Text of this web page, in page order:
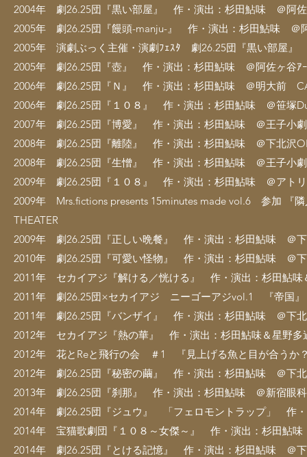
2004年 劇26.25団『黒い部屋』 作・演出：杉田鮎味 ＠阿佐
2005年 劇26.25団『饅頭-manju-』 作・演出：杉田鮎味 ＠
2005年 演劇ぶっく主催・演劇ﾌｪｽﾀ 劇26.25団『黒い部屋
2005年 劇26.25団『壺』 作・演出：杉田鮎味 ＠阿佐ヶ谷ｱｰ
2006年 劇26.25団『Ｎ』 作・演出：杉田鮎味 ＠明大前
2006年 劇26.25団『１０８』 作・演出：杉田鮎味 ＠笹塚
2007年 劇26.25団『博愛』 作・演出：杉田鮎味 ＠王子
2008年 劇26.25団『離陸』 作・演出：杉田鮎味 ＠下北沢
2008年 劇26.25団『生憎』 作・演出：杉田鮎味 ＠王子小
2009年 劇26.25団『１０８』 作・演出：杉田鮎味 ＠アトリ
2009年 Mrs.fictions presents 15minutes made vol.6 参加 『
THEATER
2009年 劇26.25団『正しい晩餐』 作・演出：杉田鮎味 ＠下
2010年 劇26.25団『可愛い怪物』 作・演出：杉田鮎味 ＠下
2011年 セカイアジ『解ける／恍ける』 作・演出：杉田鮎
2011年 劇26.25団×セカイアジ ニーゴーアジvol.1 『帝国
2011年 劇26.25団『バンザイ』 作・演出：杉田鮎味 ＠下
2012年 セカイアジ『熱の華』 作・演出：杉田鮎味＆星野
2012年 花とReと飛行の会 ＃1 『見上げる魚と目が合う
2012年 劇26.25団『秘密の繭』 作・演出：杉田鮎味 ＠下北
2013年 劇26.25団『刹那』 作・演出：杉田鮎味 ＠新宿眼
2014年 劇26.25団『ジュウ』 「フェロモントラップ」 作
2014年 宝猫歌劇団『１０８～女傑～』 作・演出：杉田鮎
2014年 劇26.25団『とける記憶』 作・演出：杉田鮎味 ＠下